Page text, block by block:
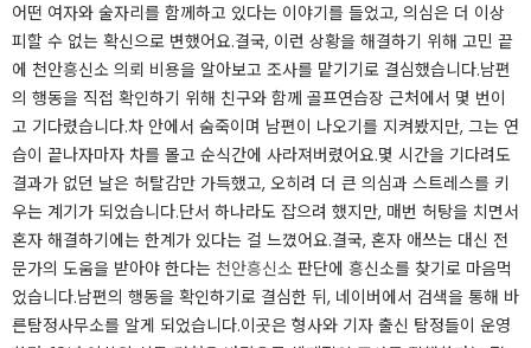
어떤 여자와 술자리를 함께하고 있다는 이야기를 들었고, 의심은 더 이상
피할 수 없는 확신으로 변했어요.결국, 이런 상황을 해결하기 위해 고민 끝
에 천안흥신소 의뢰 비용을 알아보고 조사를 맡기기로 결심했습니다.남편
의 행동을 직접 확인하기 위해 친구와 함께 골프연습장 근처에서 몇 번이
고 기다렸습니다.차 안에서 숨죽이며 남편이 나오기를 지켜봤지만, 그는 연
습이 끝나자마자 차를 몰고 순식간에 사라져버렸어요.몇 시간을 기다려도
결과가 없던 날은 허탈감만 가득했고, 오히려 더 큰 의심과 스트레스를 키
우는 계기가 되었습니다.단서 하나라도 잡으려 했지만, 매번 허탕을 치면서
혼자 해결하기에는 한계가 있다는 걸 느꼈어요.결국, 혼자 애쓰는 대신 전
문가의 도움을 받아야 한다는 천안흥신소 판단에 흥신소를 찾기로 마음먹
었습니다.남편의 행동을 확인하기로 결심한 뒤, 네이버에서 검색을 통해 바
른탐정사무소를 알게 되었습니다.이곳은 형사와 기자 출신 탐정들이 운영